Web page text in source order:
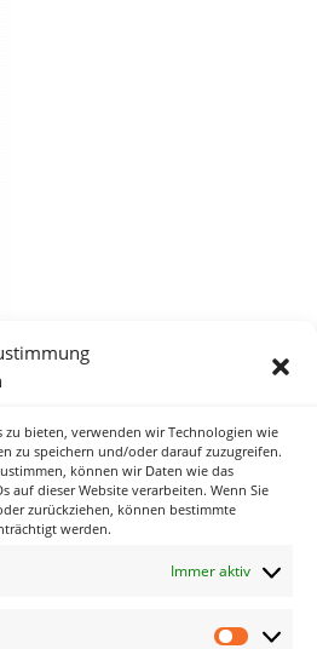
zu bieten, verwenden wir Technologien wie
zu speichern und/oder darauf zuzugreifen.
können wir Daten wie das
auf dieser Website verarbeiten. Wenn Sie
zurückziehen, können bestimmte
werden.
Immer aktiv